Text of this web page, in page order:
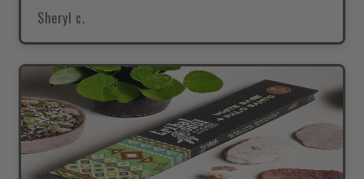
Sheryl c.